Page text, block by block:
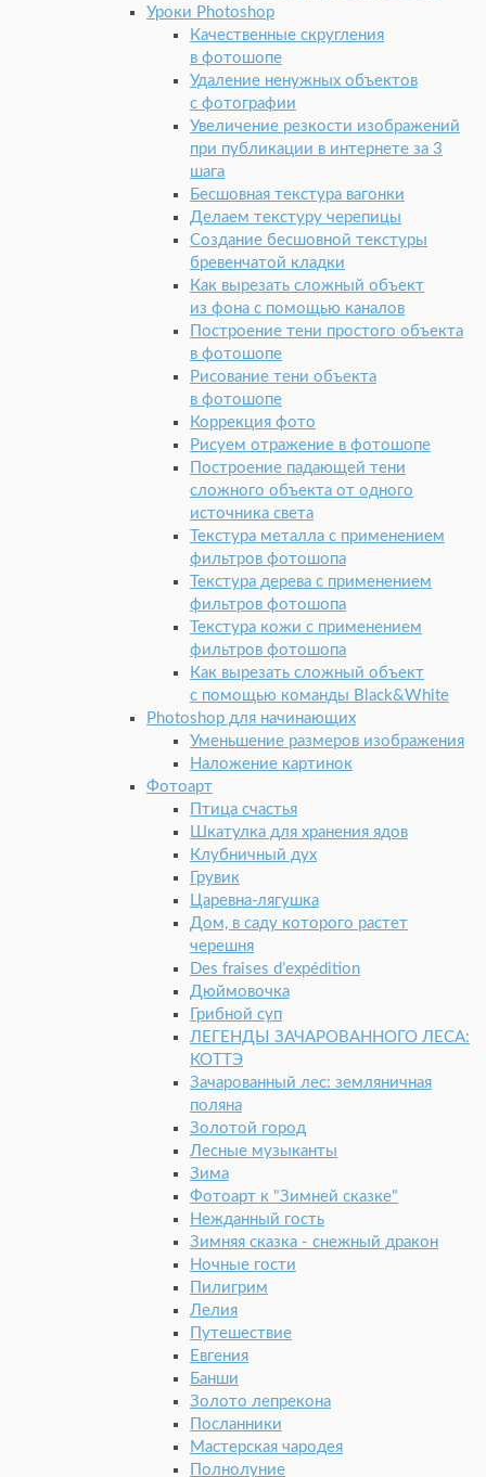
Уроки Pho­to­shop
Качественные скругления
в фотошопе
Удаление ненужных объектов
с фотографии
Увеличение резкости изображений
при публикации в интернете за 3
шага
Бесшовная текстура вагонки
Делаем текстуру черепицы
Создание бесшовной текстуры
бревенчатой кладки
Как вырезать сложный объект
из фона с помощью каналов
Построение тени простого объекта
в фотошопе
Рисование тени объекта
в фотошопе
Коррекция фото
Рисуем отражение в фотошопе
Построение падающей тени
сложного объекта от одного
источника света
Текстура металла с применением
фильтров фотошопа
Текстура дерева с применением
фильтров фотошопа
Текстура кожи с применением
фильтров фотошопа
Как вырезать сложный объект
с помощью команды Black&White
Pho­to­shop для начинающих
Уменьшение размеров изображения
Наложение картинок
Фотоарт
Птица счастья
Шкатулка для хранения ядов
Клубничный дух
Грувик
Царевна-лягушка
Дом, в саду которого растет
черешня
Des fraises d’expédition
Дюймовочка
Грибной суп
ЛЕГЕНДЫ ЗАЧАРОВАННОГО ЛЕСА:
КОТТЭ
Зачарованный лес: земляничная
поляна
Золотой город
Лесные музыканты
Зима
Фотоарт к "Зимней сказке"
Нежданный гость
Зимняя сказка - снежный дракон
Ночные гости
Пилигрим
Лелия
Путешествие
Евгения
Банши
Золото лепрекона
Посланники
Мастерская чародея
Полнолуние